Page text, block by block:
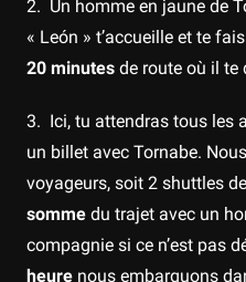
2. Un homme en jaune de
« León » t’accueille et te
20 minutes de route où il te
3. Ici, tu attendras tous les
un billet avec Tornabe.
voyageurs, soit 2 shuttles
somme du trajet avec un
compagnie si ce n’est pas
heure nous embarquons